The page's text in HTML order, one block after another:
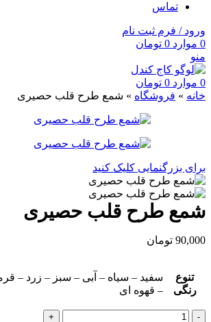
تماس
ورود / فرم ثبت نام
0 موارد 0 تومان
منو
0 موارد 0 تومان
خانه » فروشگاه » شمع طرح قلب حصیری
برای بزرگنمایی کلیک کنید
شمع طرح قلب حصیری
90,000 تومان
تنوع
رنگی
سفید – سیاه – آبی – سبز – زرد –
– قهوه ای
شمع